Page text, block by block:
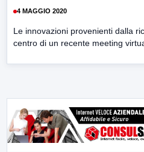
4 MAGGIO 2020
Le innovazioni provenienti dalla
centro di un recente meeting